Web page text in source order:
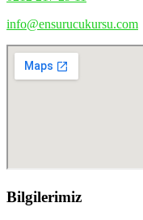
info@ensurucukursu.com
Bilgilerimiz